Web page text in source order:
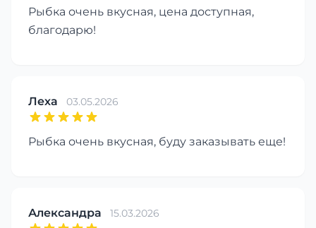
Рыбка очень вкусная, цена доступная,
благодарю!
Леха 03.05.2026
Рыбка очень вкусная, буду заказывать еще!
Александра 15.03.2026